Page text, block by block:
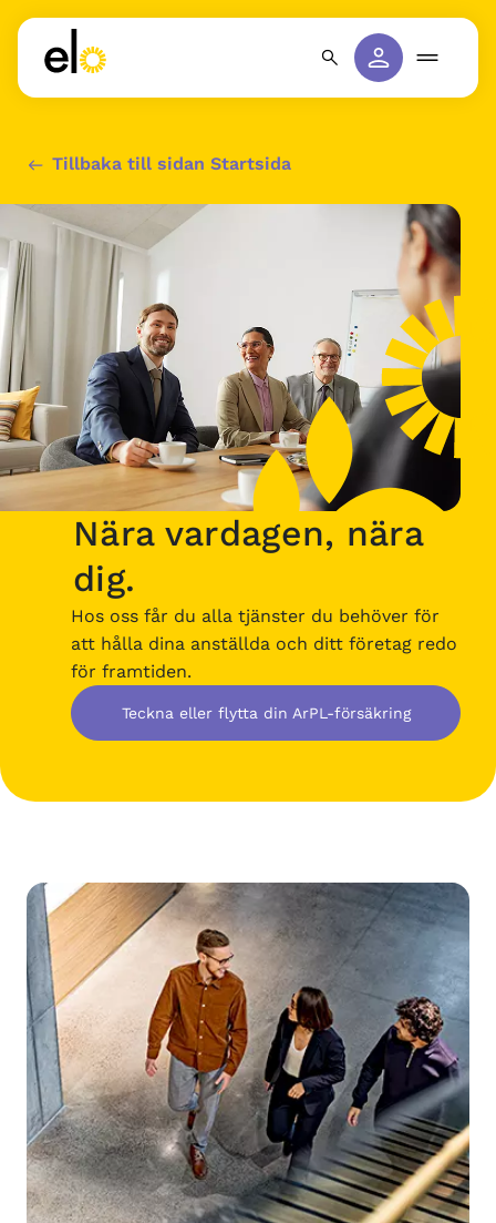
Tillbaka till sidan Startsida
Nära vardagen, nära
dig.
Hos oss får du alla tjänster du behöver för
att hålla dina anställda och ditt företag redo
för framtiden.
Teckna eller flytta din ArPL-försäkring